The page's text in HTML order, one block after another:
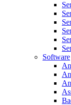
Software